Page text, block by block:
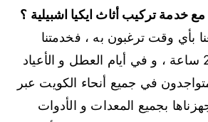
خدمة تركيب أثاث ايكيا اشبيلية ؟
بأي وقت ترغبون به ، فخدمتنا
متاحة على مدار 24 ساعة ، و في أيام العطل و الأعياد
في جميع أنحاء الكويت عبر
بجميع المعدات و الأدوات